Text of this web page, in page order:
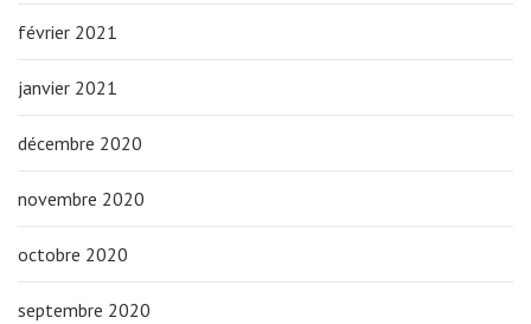
février 2021
janvier 2021
décembre 2020
novembre 2020
octobre 2020
septembre 2020